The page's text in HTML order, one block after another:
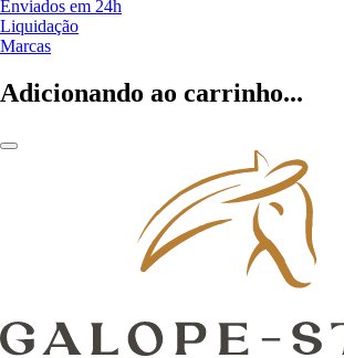
Enviados em 24h
Liquidação
Marcas
Adicionando ao carrinho...